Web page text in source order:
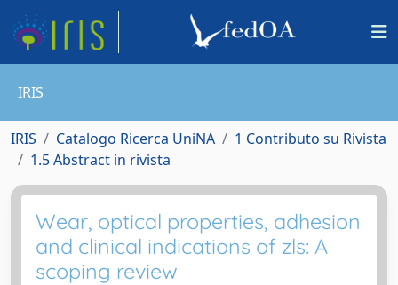
IRIS
IRIS Catalogo Ricerca UniNA
1 Contributo su Rivista
1.5 Abstract in rivista
Wear, optical properties, adhesion
and clinical indications of zls: A
scoping review